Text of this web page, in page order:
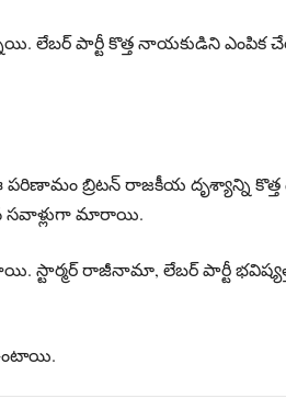
పార్టీ కొత్త నాయకుడిని ఎంపిక
బ్రిటన్‌ రాజకీయ దృశ్యాన్ని కొత్త
సవాళ్లుగా మారాయి.
రాజీనామా, లేబర్‌ పార్టీ